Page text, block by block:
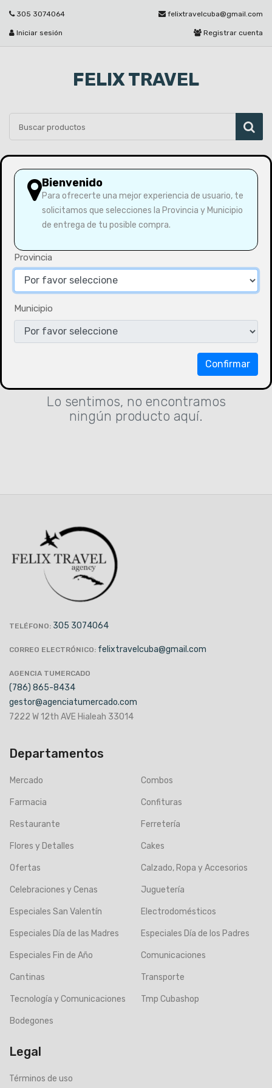
305 3074064 felixtravelcuba@gmail.com
Registrar cuenta
Iniciar sesión
FELIX TRAVEL
Por favor seleccione
Ofertas
Lo sentimos, no encontramos
ningún producto aquí.
TELÉFONO: 305 3074064
CORREO ELECTRÓNICO: felixtravelcuba@gmail.com
AGENCIA TUMERCADO
(786) 865-8434
gestor@agenciatumercado.com
7222 W 12th AVE Hialeah 33014
Departamentos
Mercado Combos
Farmacia Confituras
Restaurante Ferretería
Flores y Detalles Cakes
Ofertas Calzado, Ropa y Accesorios
Celebraciones y Cenas Juguetería
Especiales San Valentín Electrodomésticos
Especiales Día de las Madres Especiales Día de los Padres
Especiales Fin de Año Comunicaciones
Cantinas Transporte
Tecnología y Comunicaciones Tmp Cubashop
Bodegones
Legal
Términos de uso
Bienvenido
Para ofrecerte una mejor experiencia de usuario, te
solicitamos que selecciones la Provincia y Municipio
de entrega de tu posible compra.
Provincia
Municipio
Confirmar